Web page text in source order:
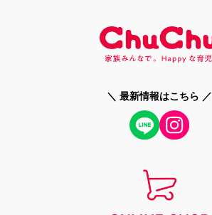
＼ 最新情報はこちら ／